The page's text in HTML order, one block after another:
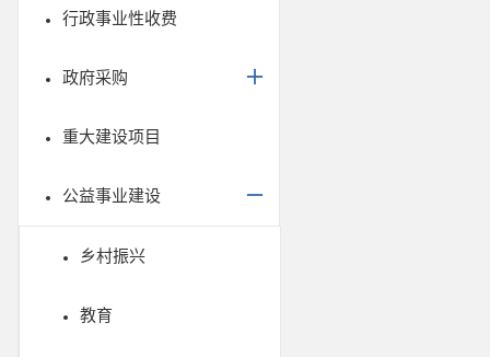
行政事业性收费
政府采购
重大建设项目
公益事业建设
乡村振兴
教育